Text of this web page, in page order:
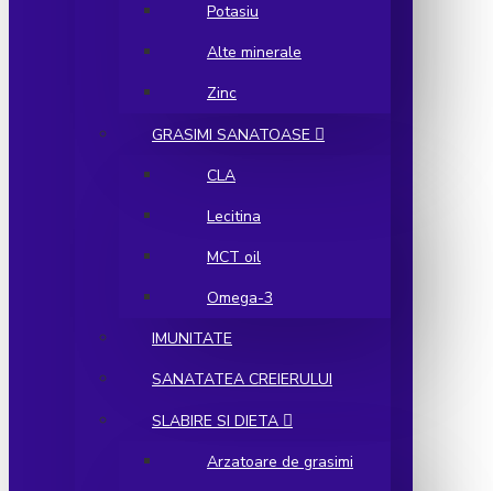
Potasiu
Alte minerale
Zinc
GRASIMI SANATOASE
CLA
Lecitina
MCT oil
Omega-3
IMUNITATE
SANATATEA CREIERULUI
SLABIRE SI DIETA
Arzatoare de grasimi